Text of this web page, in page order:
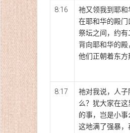
8:16
祂又领我到耶和
在耶和华的殿门
祭坛之间，约有
背向耶和华的殿
他们正朝着东方
8:17
祂对我说，人子
么？犹大家在
的事，岂是小
这地满了强暴，